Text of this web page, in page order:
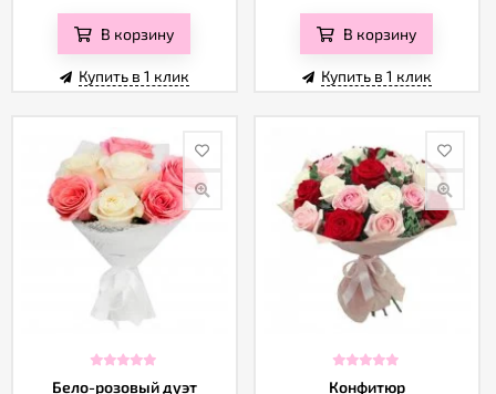
В корзину
Купить в 1 клик
В корзину
Купить в 1 клик
Бело-розовый дуэт Конфитюр